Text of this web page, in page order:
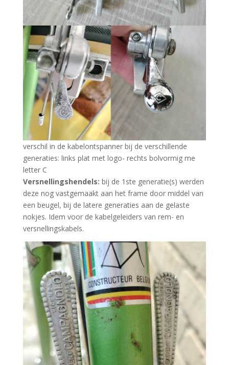
verschil in de kabelontspanner bij de verschillende
generaties: links plat met logo- rechts bolvormig me
letter C
Versnellingshendels: bij de 1ste generatie(s) werden
deze nog vastgemaakt aan het frame door middel van
een beugel, bij de latere generaties aan de gelaste
nokjes. Idem voor de kabelgeleiders van rem- en
versnellingskabels.